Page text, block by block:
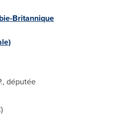
Britannique
députée